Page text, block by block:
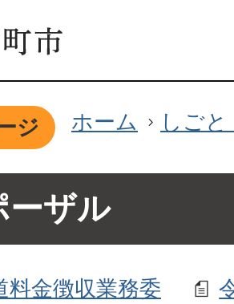
ジ ホーム しご
ーザル
料金徴収業務委